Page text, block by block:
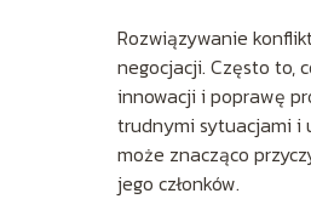
Rozwiązywanie
negocjacji. Często to,
innowacji i poprawę
trudnymi sytuacjami i
może znacząco
jego członków.